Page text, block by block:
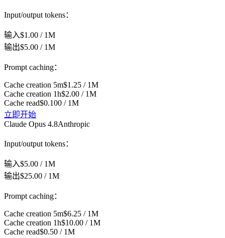
Input/output tokens：
输入$1.00 / 1M
输出$5.00 / 1M
Prompt caching：
Cache creation 5m$1.25 / 1M
Cache creation 1h$2.00 / 1M
Cache read$0.100 / 1M
立即开始
Claude Opus 4.8Anthropic
Input/output tokens：
输入$5.00 / 1M
输出$25.00 / 1M
Prompt caching：
Cache creation 5m$6.25 / 1M
Cache creation 1h$10.00 / 1M
Cache read$0.50 / 1M